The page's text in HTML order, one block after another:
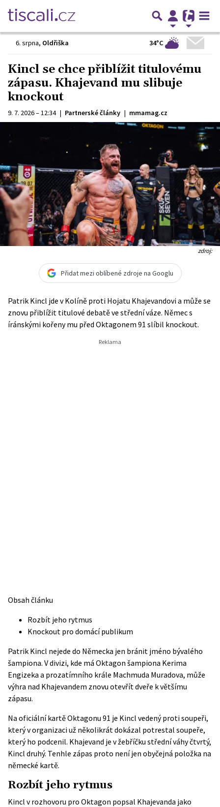
6. srpna, Oldřiška 34°C
Kincl se chce přiblížit titulovému
zápasu. Khajevand mu slibuje
knockout
9. 7. 2026 – 12:34 | Partnerské články | mmamag.cz
zdroj:
Přidat mezi oblíbené zdroje na Googlu
Patrik Kincl jde v Kolíně proti Hojatu Khajevandovi a může se
znovu přiblížit titulové debatě ve střední váze. Němec s
íránskými kořeny mu před Oktagonem 91 slíbil knockout.
Obsah článku
Rozbít jeho rytmus
Knockout pro domácí publikum
Patrik Kincl nejede do Německa jen bránit jméno bývalého
šampiona. V divizi, kde má Oktagon šampiona Kerima
Engizeka a prozatímního krále Machmuda Muradova, může
výhra nad Khajevandem znovu otevřít dveře k většímu
zápasu.
Na oficiální kartě Oktagonu 91 je Kincl vedený proti soupeři,
který v organizaci už několikrát dokázal potrestal soupeře,
který ho podcenil. Khajevand je v žebříčku střední váhy čtvrtý,
Kincl druhý. Tenhle zápas proto není jen obyčejná položka na
německé kartě.
Rozbít jeho rytmus
Kincl v rozhovoru pro Oktagon popsal Khajevanda jako